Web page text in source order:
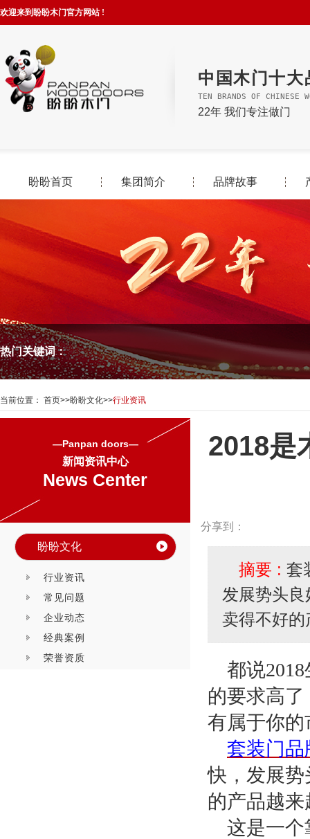
欢迎来到盼盼木门官方网站 !
中国木门十大
TEN BRANDS OF CHINESE
22年 我们专注做门
盼盼首页 集团简介 品牌故事
热门关键词：
当前位置： 首页>>盼盼文化>>行业资讯
—Panpan doors—
新闻资讯中心
News Center
盼盼文化
行业资讯
常见问题
企业动态
经典案例
荣誉资质
2018是
分享到：
摘要 : 套
发展势头
卖得不好
都说2018
的要求高
有属于你
套装门品
快，发展
的产品越
这是一个